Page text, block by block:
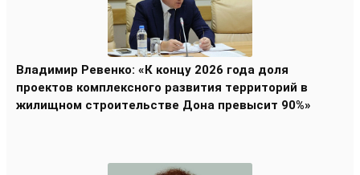
Владимир Ревенко: «К концу 2026 года доля
проектов комплексного развития территорий в
жилищном строительстве Дона превысит 90%»